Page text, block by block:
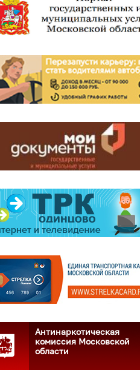
Антинаркотическая
комиссия Московской
области